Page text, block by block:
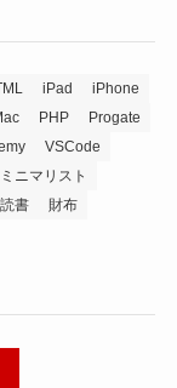
iPad
iPhone
PHP
Progate
VSCode
ミニマリスト
読書 財布